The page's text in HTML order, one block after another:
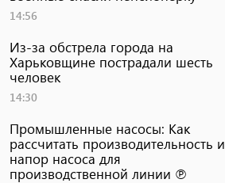
14:56
Из-за обстрела города на
Харьковщине пострадали шесть
человек
14:30
Промышленные насосы: Как
рассчитать производительность и
напор насоса для
производственной линии ℗